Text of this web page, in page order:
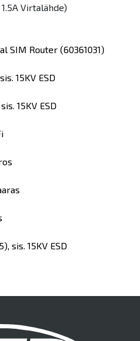
Virtalähde)
SIM Router (60361031)
15KV ESD
15KV ESD
sis. 15KV ESD